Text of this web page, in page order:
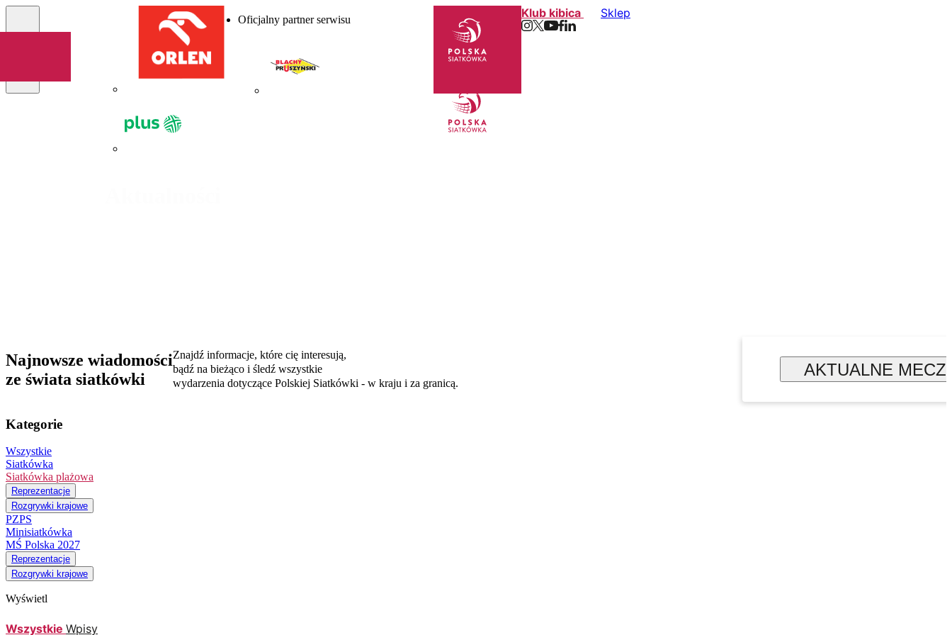
Oficjalny partner serwisu Klub kibica Sklep
AKTUALNE
Najnowsze wiadomości
ze świata siatkówki
Znajdź informacje, które cię interesują,
bądź na bieżąco i śledź wszystkie
wydarzenia dotyczące Polskiej Siatkówki - w kraju i za granicą.
Kategorie
Wszystkie
Siatkówka
Siatkówka plażowa
Reprezentacje
Rozgrywki krajowe
PZPS
Minisiatkówka
MŚ Polska 2027
Reprezentacje
Rozgrywki krajowe
Wyświetl
Wszystkie Wpisy